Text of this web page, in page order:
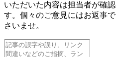
いただいた内容は担当者が確
す。個々のご意見にはお返事
さいませ。